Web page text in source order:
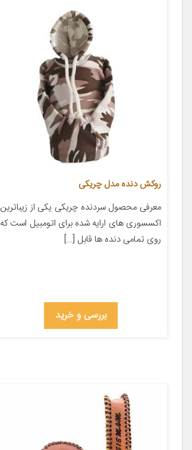
روکش دنده مدل چریکی
معرفی محصول سردنده چریکی یکی از زیباترین
اکسسوری های ارایه شده برای اتومبیل است که
روی تمامی دنده ها قابل […]
بررسی و خرید